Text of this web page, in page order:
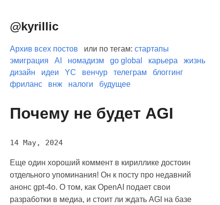
@kyrillic
Архив всех постов или по тегам: стартапы
эмиграция
AI номадизм go global карьера
жизнь
дизайн
идеи YC венчур телеграм
блоггинг
фриланс
внж налоги будущее
Почему не будет AGI
14 May, 2024
Еще один хороший коммент в кириллике достоин
отдельного упоминания! Он к посту про недавний
анонс gpt-4o. О том, как OpenAI подает свои
разработки в медиа, и стоит ли ждать AGI на базе